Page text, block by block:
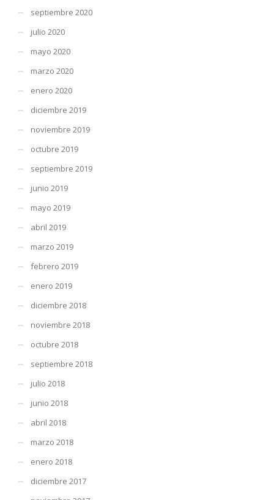
septiembre 2020
julio 2020
mayo 2020
marzo 2020
enero 2020
diciembre 2019
noviembre 2019
octubre 2019
septiembre 2019
junio 2019
mayo 2019
abril 2019
marzo 2019
febrero 2019
enero 2019
diciembre 2018
noviembre 2018
octubre 2018
septiembre 2018
julio 2018
junio 2018
abril 2018
marzo 2018
enero 2018
diciembre 2017